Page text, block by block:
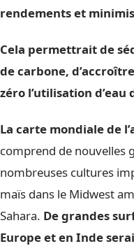
rendements et
Cela permettrait de
de carbone,
zéro l’utilisation
La carte mondiale de
comprend de nouvelles
nombreuses cultures
maïs dans le Midwest
Sahara. De grandes
Europe et en Inde